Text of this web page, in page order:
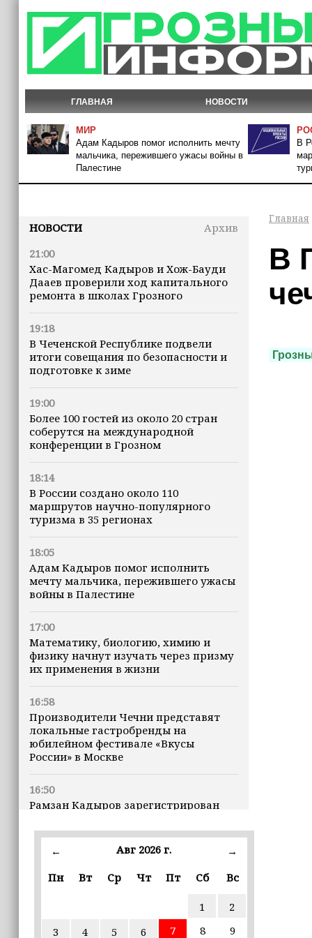
ГЛАВНАЯ НОВОСТИ
МИР
Адам Кадыров помог исполнить мечту
мальчика, пережившего ужасы войны в
Палестине
В
НОВОСТИ
Архив
21:00
Хас-Магомед Кадыров и Хож-Бауди
Дааев проверили ход капитального
ремонта в школах Грозного
19:18
В Чеченской Республике подвели
итоги совещания по безопасности и
подготовке к зиме
19:00
Более 100 гостей из около 20 стран
соберутся на международной
конференции в Грозном
18:14
В России создано около 110
маршрутов научно-популярного
туризма в 35 регионах
18:05
Адам Кадыров помог исполнить
мечту мальчика, пережившего ужасы
войны в Палестине
17:00
Математику, биологию, химию и
физику начнут изучать через призму
их применения в жизни
16:58
Производители Чечни представят
локальные гастробренды на
юбилейном фестивале «Вкусы
России» в Москве
16:50
Рамзан Кадыров зарегистрирован
16:47
землетрясения, рассказала
16:12
← Авг 2026 г.
→
Пн
Вт Ср Чт Пт Сб Вс
1
2
3
4 5 6 7 8
9
Главная
В